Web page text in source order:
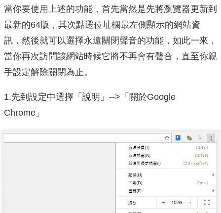
當你要使用上述的功能，首先當然是先將瀏覽器更新到
最新的64版，其次點選位址欄最左側顯示的網站資
訊，然後就可以選擇永遠關閉聲音的功能，如此一來，
當你再次訪問該網站時候它將不再會有聲音，直至你親
手設定解除關閉為止。
1.先到設定中選擇「說明」-->「關於Google
Chrome」